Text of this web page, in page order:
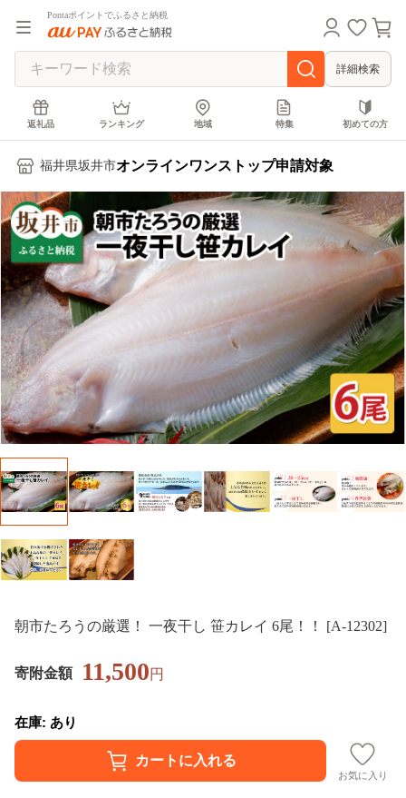
Pontaポイントでふるさと納税
詳細検索
返礼品 ランキング 地域 特集 初めての方
福井県坂井市オンラインワンストップ申請対象
朝市たろうの厳選！ 一夜干し 笹カレイ 6尾！！ [A-12302]
寄附金額 11,500円
在庫: あり
お気に入り